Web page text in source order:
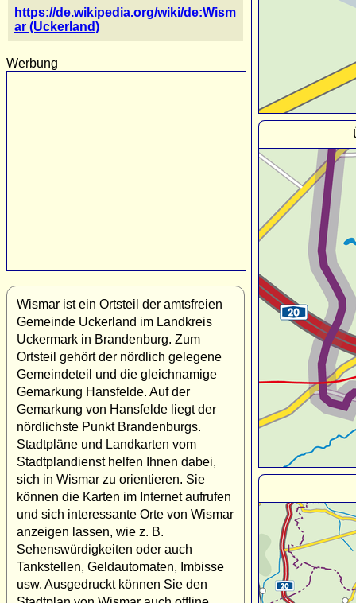
https://de.wikipedia.org/wiki/de:Wism
ar (Uckerland)
Werbung
Wismar ist ein Ortsteil der amtsfreien
Gemeinde Uckerland im Landkreis
Uckermark in Brandenburg. Zum
Ortsteil gehört der nördlich gelegene
Gemeindeteil und die gleichnamige
Gemarkung Hansfelde. Auf der
Gemarkung von Hansfelde liegt der
nördlichste Punkt Brandenburgs.
Stadtpläne und Landkarten vom
Stadtplandienst helfen Ihnen dabei,
sich in Wismar zu orientieren. Sie
können die Karten im Internet aufrufen
und sich interessante Orte von Wismar
anzeigen lassen, wie z. B.
Sehenswürdigkeiten oder auch
Tankstellen, Geldautomaten, Imbisse
usw. Ausgedruckt können Sie den